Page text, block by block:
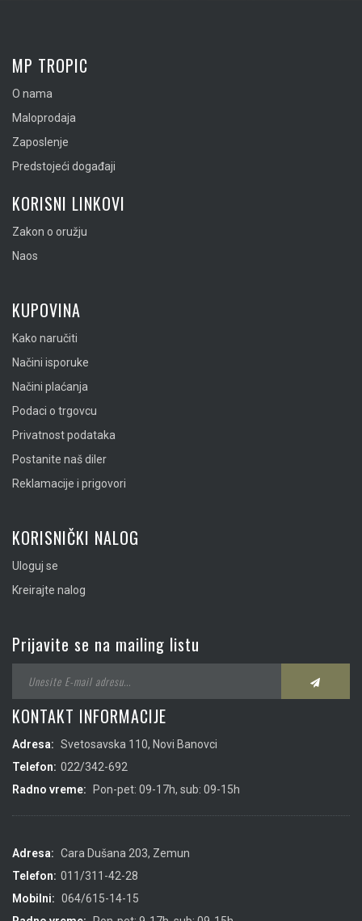
MP TROPIC
O nama
Maloprodaja
Zaposlenje
Predstojeći događaji
KORISNI LINKOVI
Zakon o oružju
Naos
KUPOVINA
Kako naručiti
Načini isporuke
Načini plaćanja
Podaci o trgovcu
Privatnost podataka
Postanite naš diler
Reklamacije i prigovori
KORISNIČKI NALOG
Uloguj se
Kreirajte nalog
Prijavite se na mailing listu
KONTAKT INFORMACIJE
Adresa: Svetosavska 110, Novi Banovci
Telefon: 022/342-692
Radno vreme:
Pon-pet: 09-17h, sub: 09-15h
Adresa: Cara Dušana 203, Zemun
Telefon: 011/311-42-28
Mobilni: 064/615-14-15